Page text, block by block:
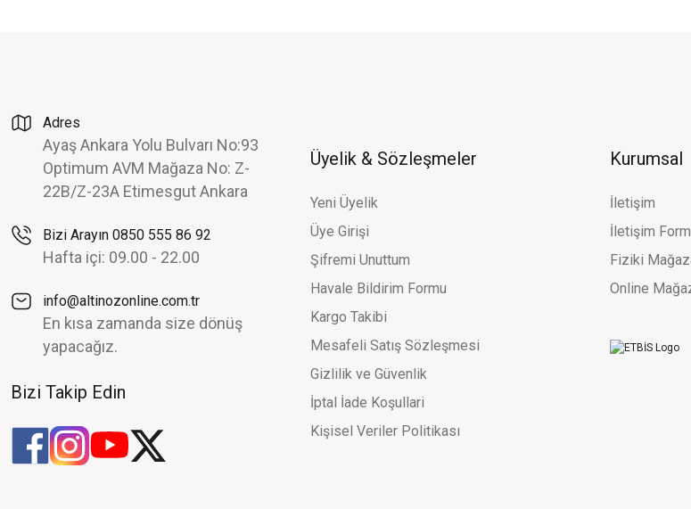
Adres
Ayaş Ankara Yolu Bulvarı No:93
Optimum AVM Mağaza No: Z-
22B/Z-23A Etimesgut Ankara
Bizi Arayın 0850 555 86 92
Hafta içi: 09.00 - 22.00
info@altinozonline.com.tr
En kısa zamanda size dönüş
yapacağız.
Bizi Takip Edin
Üyelik & Sözleşmeler
Yeni Üyelik
Üye Girişi
Şifremi Unuttum
Havale Bildirim Formu
Kargo Takibi
Mesafeli Satış Sözleşmesi
Gizlilik ve Güvenlik
İptal İade Koşullari
Kişisel Veriler Politikası
Kurumsal
İletişim
İletişim
Fiziki
Online